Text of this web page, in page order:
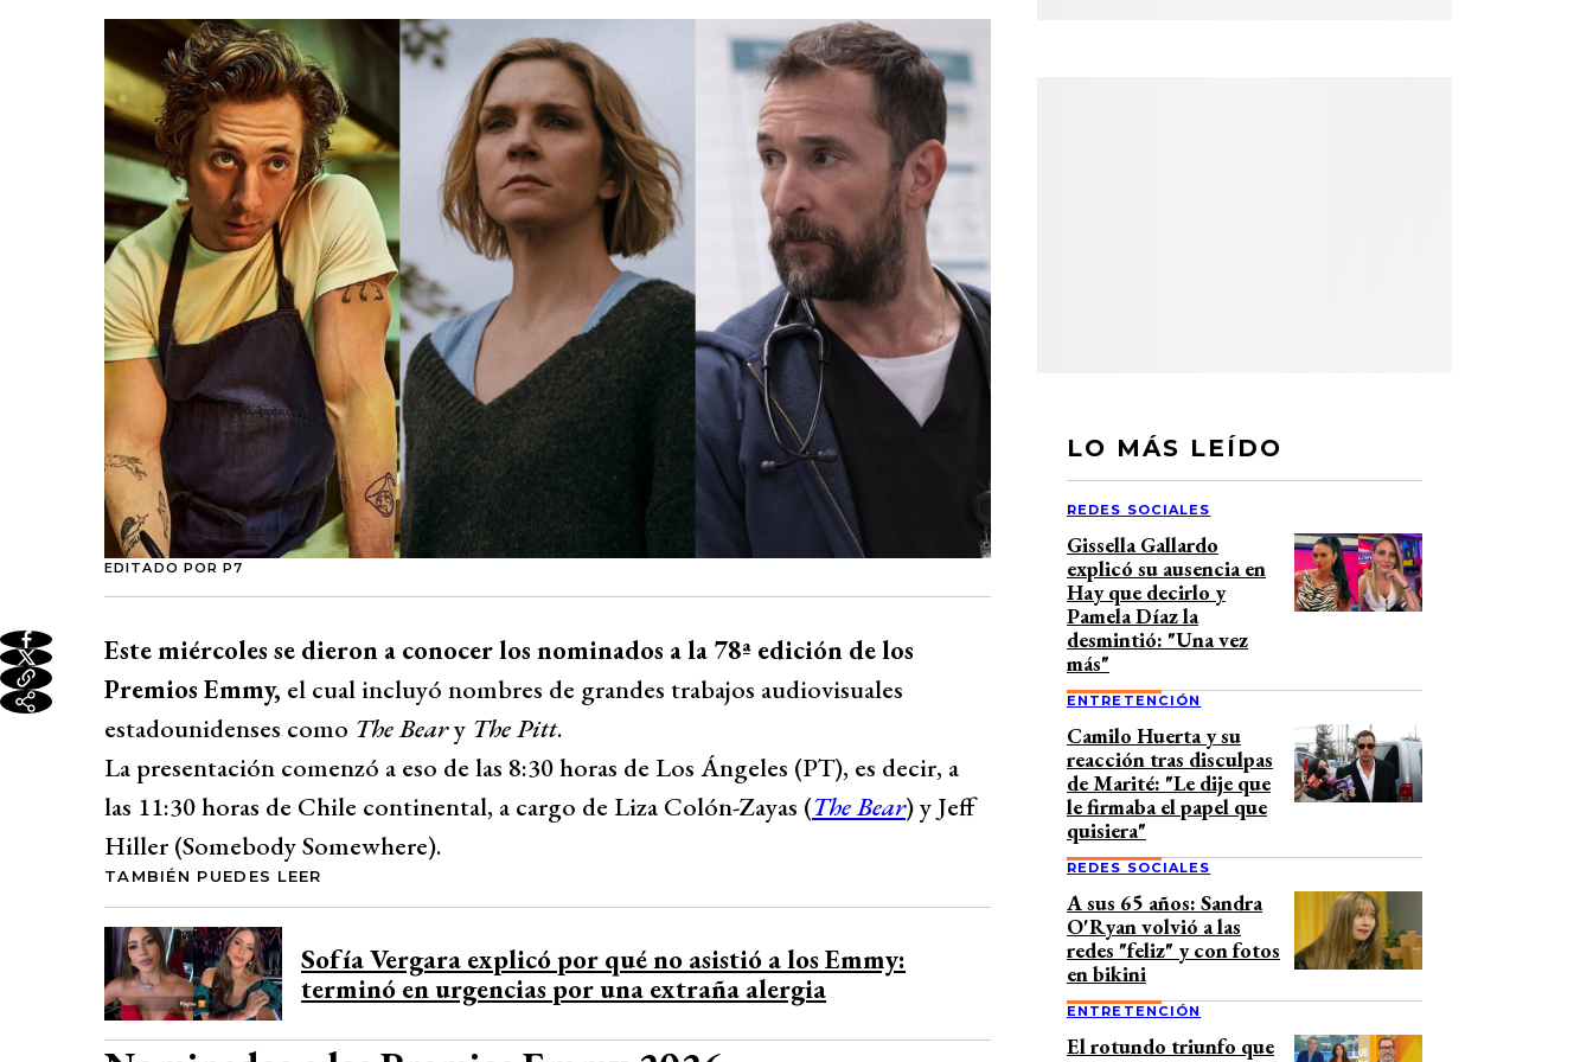
EDITADO POR P7
Este miércoles se dieron a conocer los nominados a la 78ª edición de los
Premios Emmy, el cual incluyó nombres de grandes trabajos audiovisuales
estadounidenses como The Beary The Pitt.
La presentación comenzó a eso de las 8:30 horas de Los Ángeles (PT), es decir, a
las 11:30 horas de Chile continental, a cargo de Liza Colón-Zayas (The Bear) y Jeff
Hiller (Somebody Somewhere).
TAMBIÉN PUEDES LEER
Sofía Vergara explicó por qué no asistió a los Emmy:
terminó en urgencias por una extraña alergia
LO MÁS LEÍDO
REDES SOCIALES
Gissella Gallardo
explicó su ausencia en
Hay que decirlo y
Pamela Díaz la
desmintió: "Una vez
más"
ENTRETENCIÓN
Camilo Huerta y su
reacción tras disculpas
de Marité: "Le dije que
le firmaba el papel que
quisiera"
REDES SOCIALES
A sus 65 años: Sandra
O'Ryan volvió a las
redes "feliz" y con fotos
en bikini
ENTRETENCIÓN
El rotundo triunfo que